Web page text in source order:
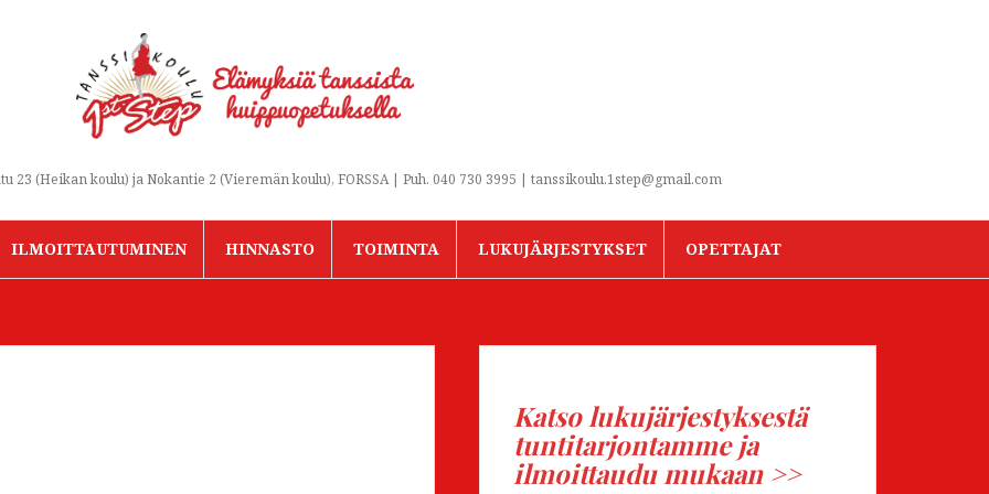
23 (Heikan koulu) ja Nokantie 2 (Vieremän koulu), FORSSA | Puh. 040 730 3995 | tanssikoulu.1step@gmail.com
ILMOITTAUTUMINEN HINNASTO TOIMINTA LUKUJÄRJESTYKSET OPETTAJAT
Katso lukujärjestyksestä
tuntitarjontamme ja
ilmoittaudu mukaan >>